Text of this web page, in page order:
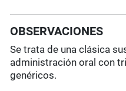
OBSERVACIONES
Se trata de una clásica
administración oral con
genéricos.